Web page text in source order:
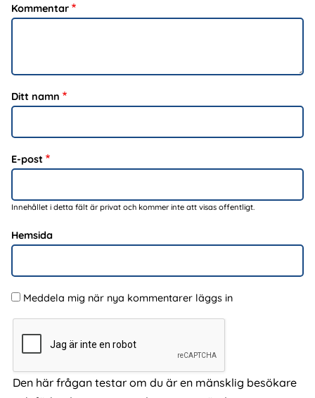
Kommentar
Ditt namn
E-post
Innehållet i detta fält är privat och kommer inte att visas offentligt.
Hemsida
Meddela mig när nya kommentarer läggs in
Den här frågan testar om du är en mänsklig besökare